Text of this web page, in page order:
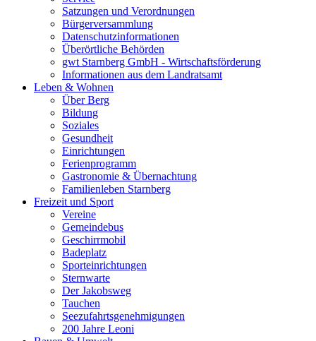
Satzungen und Verordnungen
Bürgerversammlung
Datenschutzinformationen
Überörtliche Behörden
gwt Starnberg GmbH - Wirtschaftsförderung
Informationen aus dem Landratsamt
Leben & Wohnen
Über Berg
Bildung
Soziales
Gesundheit
Einrichtungen
Ferienprogramm
Gastronomie & Übernachtung
Familienleben Starnberg
Freizeit und Sport
Vereine
Gemeindebus
Geschirrmobil
Badeplatz
Sporteinrichtungen
Sternwarte
Der Jakobsweg
Tauchen
Seezufahrtsgenehmigungen
200 Jahre Leoni